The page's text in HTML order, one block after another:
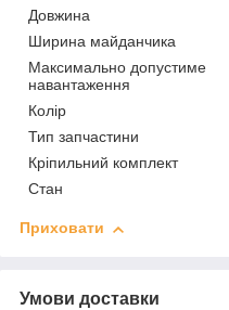
Довжина
Ширина майданчика
Максимально допустиме
навантаження
Колір
Тип запчастини
Кріпильний комплект
Стан
Приховати
Умови доставки